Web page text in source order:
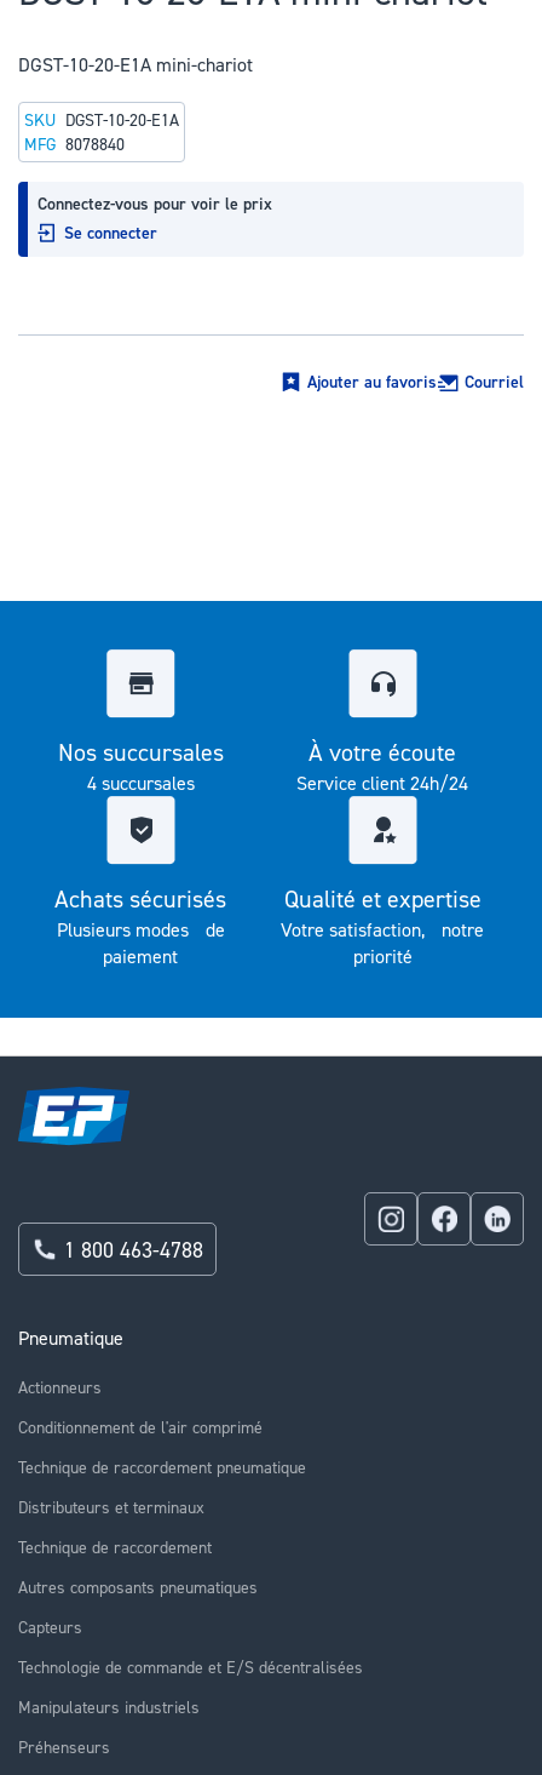
de
la
Galerie
d’images
DGST-10-20-E1A mini-chariot
Connectez-vous pour voir le prix
Se connecter
SKU DGST-10-20-E1A
MFG 8078840
Ajouter au favoris Courriel
Nos succursales
4 succursales
À votre écoute
Service client 24h/24
Achats sécurisés
Plusieurs modes de
paiement
Qualité et expertise
Votre satisfaction, notre
priorité
Pneumatique
Actionneurs
Conditionnement de l'air comprimé
Technique de raccordement pneumatique
Distributeurs et terminaux
Technique de raccordement
Autres composants pneumatiques
Capteurs
Technologie de commande et E/S décentralisées
Manipulateurs industriels
Préhenseurs
1 800 463-4788